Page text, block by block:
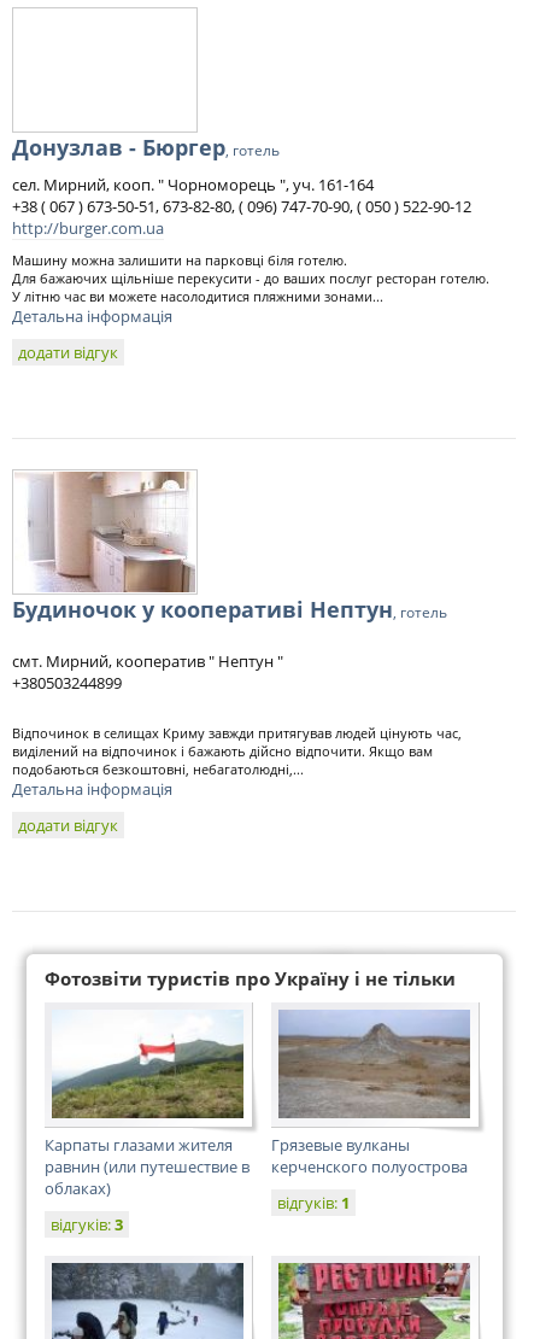
Донузлав - Бюргер, готель
сел. Мирний, кооп. " Чорноморець ", уч. 161-164
+38 ( 067 ) 673-50-51, 673-82-80, ( 096) 747-70-90, ( 050 ) 522-90-12
http://burger.com.ua
Машину можна залишити на парковці біля готелю.
Для бажаючих щільніше перекусити - до ваших послуг ресторан готелю.
У літню час ви можете насолодитися пляжними зонами...
Детальна інформація
додати відгук
Будиночок у кооперативі Нептун, готель
смт. Мирний, кооператив " Нептун "
+380503244899
Відпочинок в селищах Криму завжди притягував людей цінують час,
виділений на відпочинок і бажають дійсно відпочити. Якщо вам
подобаються безкоштовні, небагатолюдні,...
Детальна інформація
додати відгук
Фотозвіти туристів про Україну і не тільки
Карпаты глазами жителя
равнин (или путешествие в
облаках)
відгуків:3
Грязевые вулканы
керченского полуострова
відгуків: 1